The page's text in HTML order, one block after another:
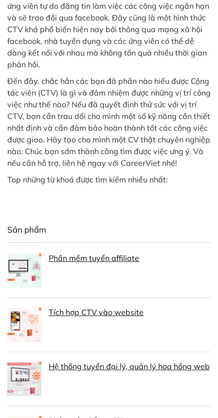
ứng viên tự do đăng tin làm việc các công việc ngắn hạn
và sẽ trao đổi qua facebook. Đây cũng là một hình thức
CTV khá phổ biến hiện nay bởi thông qua mạng xã hội
facebook, nhà tuyển dụng và các ứng viên có thể dễ
dàng kết nối với nhau mà không tốn quá nhiều thời gian
phản hồi.
Đến đây, chắc hẳn các bạn đã phần nào hiểu được Cộng
tác viên (CTV) là gì và đảm nhiệm được những vị trí công
việc như thế nào? Nếu đã quyết định thử sức với vị trí
CTV, bạn cần trau dồi cho mình một số kỹ năng cần thiết
nhất định và cần đảm bảo hoàn thành tốt các công việc
được giao. Hãy tạo cho mình một CV thật chuyên nghiệp
nào. Chúc bạn sớm thành công tìm được việc ưng ý. Và
nếu cần hỗ trợ, liên hệ ngay với CareerViet nhé!
Top những từ khoá được tìm kiếm nhiều nhất:
Sản phẩm
Phần mềm tuyển affiliate
Tích hợp CTV vào website
Hệ thống tuyển đại lý, quản lý hoa hồng web